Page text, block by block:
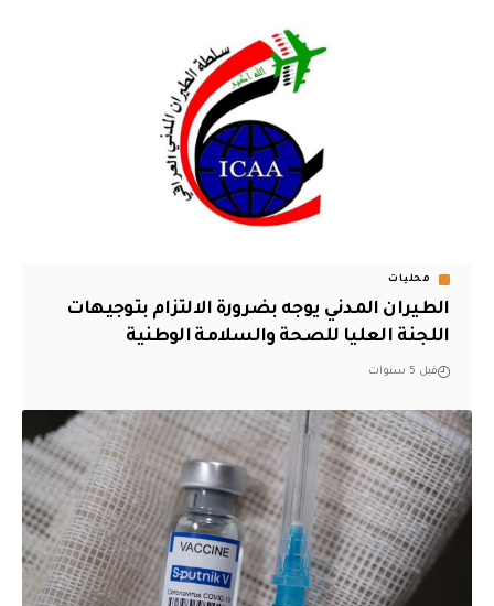
محليات
الطيران المدني يوجه بضرورة الالتزام بتوجيهات
اللجنة العليا للصحة والسلامة الوطنية
قبل 5 سنوات